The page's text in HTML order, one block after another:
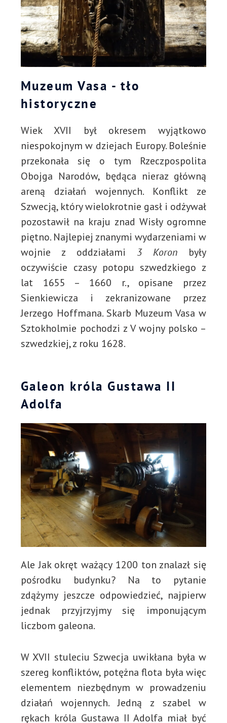
Muzeum Vasa - tło
historyczne
Wiek XVII był okresem wyjątkowo
niespokojnym w dziejach Europy. Boleśnie
przekonała się o tym Rzeczpospolita
Obojga Narodów, będąca nieraz główną
areną działań wojennych. Konflikt ze
Szwecją, który wielokrotnie gasł i odżywał
pozostawił na kraju znad Wisły ogromne
piętno. Najlepiej znanymi wydarzeniami w
wojnie z oddziałami 3 Koron były
oczywiście czasy potopu szwedzkiego z
lat 1655 – 1660 r., opisane przez
Sienkiewicza i zekranizowane przez
Jerzego Hoffmana. Skarb Muzeum Vasa w
Sztokholmie pochodzi z V wojny polsko –
szwedzkiej, z roku 1628.
Galeon króla Gustawa II
Adolfa
Ale Jak okręt ważący 1200 ton znalazł się
pośrodku budynku? Na to pytanie
zdążymy jeszcze odpowiedzieć, najpierw
jednak przyjrzyjmy się imponującym
liczbom galeona.
W XVII stuleciu Szwecja uwikłana była w
szereg konfliktów, potężna flota była więc
elementem niezbędnym w prowadzeniu
działań wojennych. Jedną z szabel w
rękach króla Gustawa II Adolfa miał być